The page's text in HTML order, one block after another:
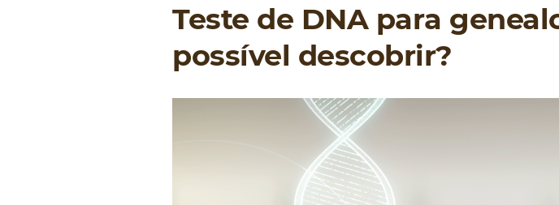
Teste de DNA para
possível descobrir?